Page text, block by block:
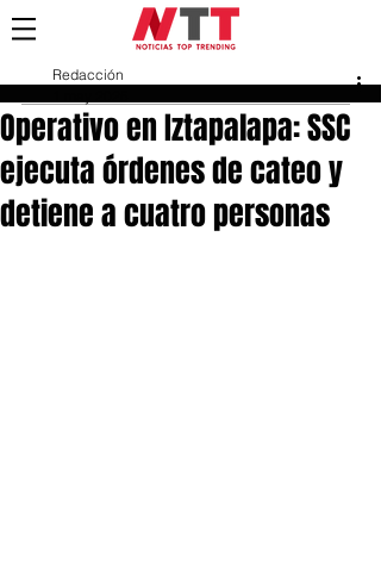
Operativo en Iztapalapa: SSC
ejecuta órdenes de cateo y
detiene a cuatro personas
Redacción